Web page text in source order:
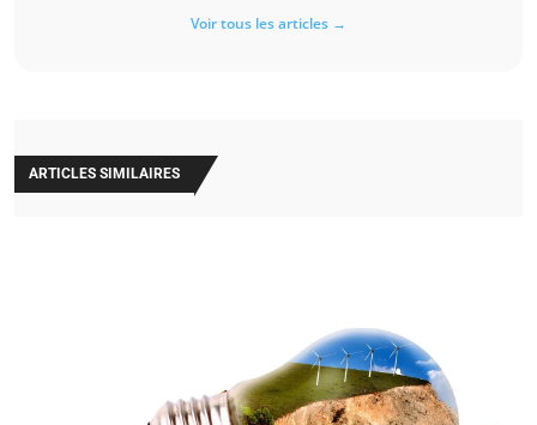
Voir tous les articles →
ARTICLES SIMILAIRES